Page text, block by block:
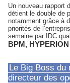
Un nouveau rapport
détient le double de
notamment grâce à
priorités de
semaine par IDC
BPM, HYPERION
Le Big Boss du
directeur des